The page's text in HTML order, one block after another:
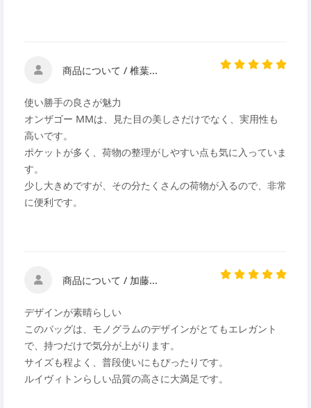
商品について / 椎葉...
使い勝手の良さが魅力
オンザゴー MMは、見た目の美しさだけでなく、実用性も
高いです。
ポケットが多く、荷物の整理がしやすい点も気に入っていま
す。
少し大きめですが、その分たくさんの荷物が入るので、非常
に便利です。
商品について / 加藤...
デザインが素晴らしい
このバッグは、モノグラムのデザインがとてもエレガント
で、持つだけで気分が上がります。
サイズも程よく、普段使いにもぴったりです。
ルイヴィトンらしい品質の高さに大満足です。